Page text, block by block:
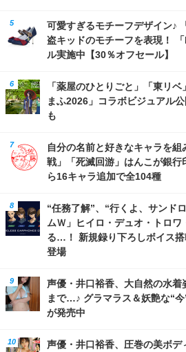
可愛すぎるモチーフデザイン♪
盗キッドのモチーフを表現！
ル実施中【30％オフセール】
「薬屋のひとりごと」「東リ
まふ2026」コラボビジュアル
も
自分の名前と好きなキャラを
戦」「死滅回游」はんこが銀
ら16キャラ追加で全104種
“任務了解”、“行くよ、サンド
ムＷ」ヒイロ・デュオ・トロ
る…！ 新規録り下ろしボイス
登場
声優・井口裕香、大自然の水
まで…♪ グラマラス＆妖艶な“
が発売中
声優・井口裕香、圧巻の美ボ